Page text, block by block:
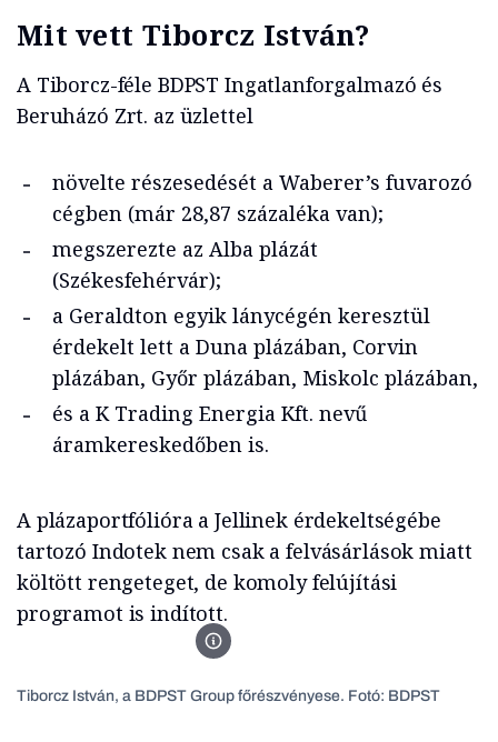
Mit vett Tiborcz István?
A Tiborcz-féle BDPST Ingatlanforgalmazó és
Beruházó Zrt. az üzlettel
növelte részesedését a Waberer’s fuvarozó
cégben (már 28,87 százaléka van);
megszerezte az Alba plázát
(Székesfehérvár);
a Geraldton egyik lánycégén keresztül
érdekelt lett a Duna plázában, Corvin
plázában, Győr plázában, Miskolc plázában,
és a K Trading Energia Kft. nevű
áramkereskedőben is.
A plázaportfólióra a Jellinek érdekeltségébe
tartozó Indotek nem csak a felvásárlások miatt
költött rengeteget, de komoly felújítási
programot is indított.
BDPST Zrt.
Tiborcz István, a BDPST Group főrészvényese. Fotó: BDPST